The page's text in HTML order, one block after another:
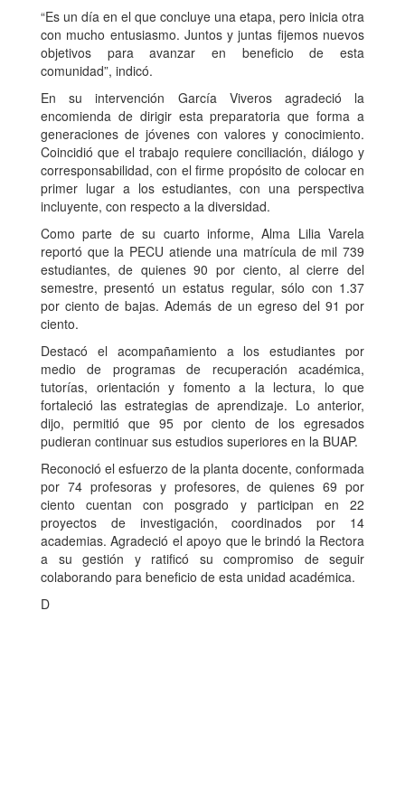
“Es un día en el que concluye una etapa, pero inicia otra
con mucho entusiasmo. Juntos y juntas fijemos nuevos
objetivos para avanzar en beneficio de esta
comunidad”, indicó.
En su intervención García Viveros agradeció la
encomienda de dirigir esta preparatoria que forma a
generaciones de jóvenes con valores y conocimiento.
Coincidió que el trabajo requiere conciliación, diálogo y
corresponsabilidad, con el firme propósito de colocar en
primer lugar a los estudiantes, con una perspectiva
incluyente, con respecto a la diversidad.
Como parte de su cuarto informe, Alma Lilia Varela
reportó que la PECU atiende una matrícula de mil 739
estudiantes, de quienes 90 por ciento, al cierre del
semestre, presentó un estatus regular, sólo con 1.37
por ciento de bajas. Además de un egreso del 91 por
ciento.
Destacó el acompañamiento a los estudiantes por
medio de programas de recuperación académica,
tutorías, orientación y fomento a la lectura, lo que
fortaleció las estrategias de aprendizaje. Lo anterior,
dijo, permitió que 95 por ciento de los egresados
pudieran continuar sus estudios superiores en la BUAP.
Reconoció el esfuerzo de la planta docente, conformada
por 74 profesoras y profesores, de quienes 69 por
ciento cuentan con posgrado y participan en 22
proyectos de investigación, coordinados por 14
academias. Agradeció el apoyo que le brindó la Rectora
a su gestión y ratificó su compromiso de seguir
colaborando para beneficio de esta unidad académica.
D